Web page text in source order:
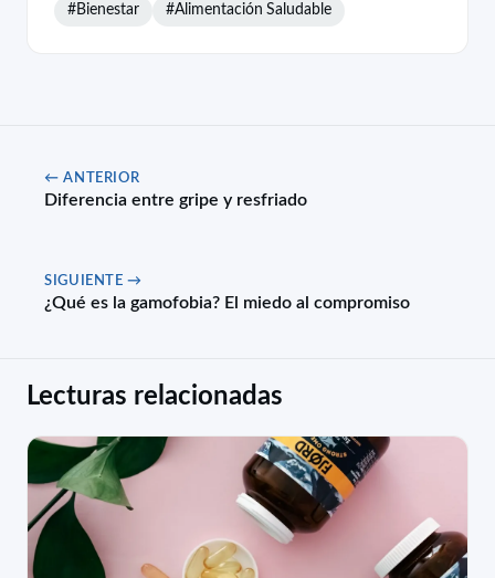
#Bienestar #Alimentación Saludable
← ANTERIOR
Diferencia entre gripe y resfriado
SIGUIENTE →
¿Qué es la gamofobia? El miedo al compromiso
Lecturas relacionadas